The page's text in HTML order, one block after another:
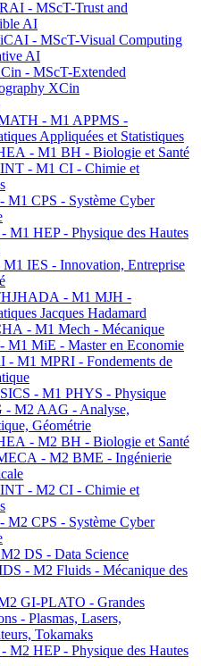
- MScT-Trust and
AI
- MScT-Visual Computing
AI
- MScT-Extended
XCin
- M1 APPMS -
Appliquées et Statistiques
- M1 BH - Biologie et Santé
- M1 CI - Chimie et
M1 CPS - Système Cyber
M1 HEP - Physique des Hautes
IES - Innovation, Entreprise
- M1 MJH -
Jacques Hadamard
- M1 Mech - Mécanique
M1 MiE - Master en Economie
- M1 MPRI - Fondements de
- M1 PHYS - Physique
M2 AAG - Analyse,
Géométrie
- M2 BH - Biologie et Santé
- M2 BME - Ingénierie
- M2 CI - Chimie et
M2 CPS - Système Cyber
DS - Data Science
- M2 Fluids - Mécanique des
GI-PLATO - Grandes
- Plasmas, Lasers,
Tokamaks
M2 HEP - Physique des Hautes